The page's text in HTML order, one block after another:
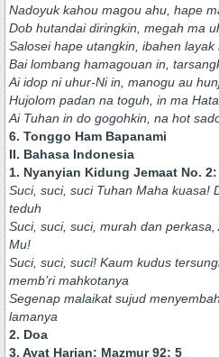
Nadoyuk kahou magou ahu, hape
Dob hutandai diringkin, megah ma
Salosei hape utangkin, ibahen layak
Bai lombang hamagouan in,
Ai idop ni uhur-Ni in, manogu au
Hujolom padan na toguh, in ma
Ai Tuhan in do gogohkin, na hot
6. Tonggo Ham Bapanami
II. Bahasa Indonesia
1. Nyanyian Kidung Jemaat No. 2:
Suci, suci, suci Tuhan Maha kuasa!
teduh
Suci, suci, suci, murah dan
Mu!
Suci, suci, suci! Kaum kudus
memb’ri mahkotanya
Segenap malaikat sujud
lamanya
2. Doa
3. Ayat Harian: Mazmur 92: 5